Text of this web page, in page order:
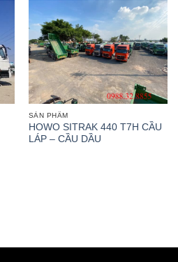
SẢN PHẨM
HOWO SITRAK 440 T7H CẦU
LÁP – CẦU DẦU